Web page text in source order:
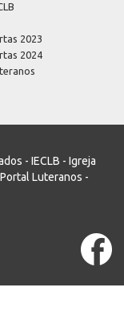
2023
2024
- IECLB - Igreja
Luteranos -